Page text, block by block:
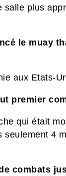
salle plus
le muay
aux Etats-
premier
qui était
seulement 4
combats